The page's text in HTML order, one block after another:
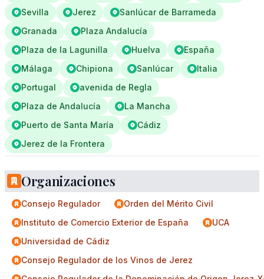
Sevilla
Jerez
Sanlúcar de Barrameda
Granada
Plaza Andalucía
Plaza de la Lagunilla
Huelva
España
Málaga
Chipiona Sanlúcar
Italia
Portugal
avenida de Regla
Plaza de Andalucía
La Mancha
Puerto de Santa María
Cádiz
Jerez de la Frontera
Organizaciones
Consejo Regulador
Orden del Mérito Civil
Instituto de Comercio Exterior de España
UCA
Universidad de Cádiz
Consejo Regulador de los Vinos de Jerez